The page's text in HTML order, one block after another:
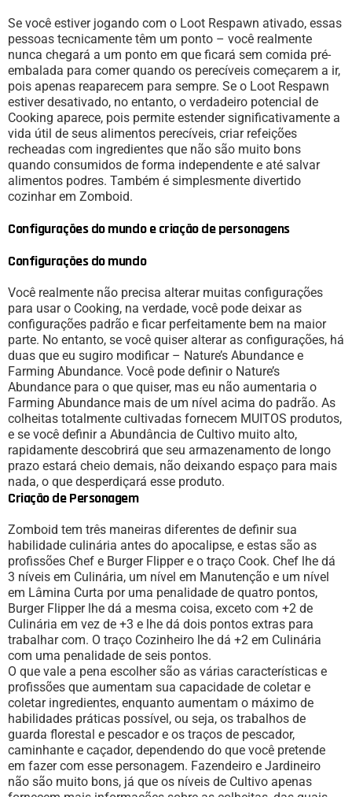
Se você estiver jogando com o Loot Respawn ativado, essas
pessoas tecnicamente têm um ponto – você realmente
nunca chegará a um ponto em que ficará sem comida pré-
embalada para comer quando os perecíveis começarem a ir,
pois apenas reaparecem para sempre. Se o Loot Respawn
estiver desativado, no entanto, o verdadeiro potencial de
Cooking aparece, pois permite estender significativamente a
vida útil de seus alimentos perecíveis, criar refeições
recheadas com ingredientes que não são muito bons
quando consumidos de forma independente e até salvar
alimentos podres. Também é simplesmente divertido
cozinhar em Zomboid.
Configurações do mundo e criação de personagens
Configurações do mundo
Você realmente não precisa alterar muitas configurações
para usar o Cooking, na verdade, você pode deixar as
configurações padrão e ficar perfeitamente bem na maior
parte. No entanto, se você quiser alterar as configurações, há
duas que eu sugiro modificar – Nature’s Abundance e
Farming Abundance. Você pode definir o Nature’s
Abundance para o que quiser, mas eu não aumentaria o
Farming Abundance mais de um nível acima do padrão. As
colheitas totalmente cultivadas fornecem MUITOS produtos,
e se você definir a Abundância de Cultivo muito alto,
rapidamente descobrirá que seu armazenamento de longo
prazo estará cheio demais, não deixando espaço para mais
nada, o que desperdiçará esse produto.
Criação de Personagem
Zomboid tem três maneiras diferentes de definir sua
habilidade culinária antes do apocalipse, e estas são as
profissões Chef e Burger Flipper e o traço Cook. Chef lhe dá
3 níveis em Culinária, um nível em Manutenção e um nível
em Lâmina Curta por uma penalidade de quatro pontos,
Burger Flipper lhe dá a mesma coisa, exceto com +2 de
Culinária em vez de +3 e lhe dá dois pontos extras para
trabalhar com. O traço Cozinheiro lhe dá +2 em Culinária
com uma penalidade de seis pontos.
O que vale a pena escolher são as várias características e
profissões que aumentam sua capacidade de coletar e
coletar ingredientes, enquanto aumentam o máximo de
habilidades práticas possível, ou seja, os trabalhos de
guarda florestal e pescador e os traços de pescador,
caminhante e caçador, dependendo do que você pretende
em fazer com esse personagem. Fazendeiro e Jardineiro
não são muito bons, já que os níveis de Cultivo apenas